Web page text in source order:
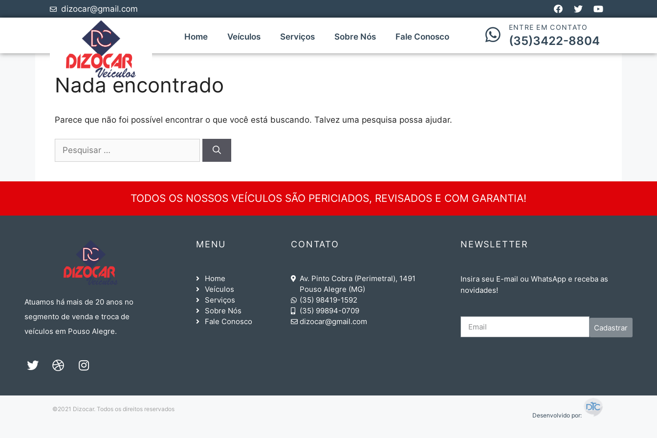
dizocar@gmail.com
Home Veículos Serviços Sobre Nós Fale Conosco
ENTRE EM CONTATO
(35)3422-8804
Nada encontrado
Parece que não foi possível encontrar o que você está buscando. Talvez uma pesquisa possa ajudar.
TODOS OS NOSSOS VEÍCULOS SÃO PERICIADOS, REVISADOS E COM GARANTIA!
Atuamos há mais de 20 anos no
segmento de venda e troca de
veículos em Pouso Alegre.
MENU
Home
Veículos
Serviços
Sobre Nós
Fale Conosco
CONTATO
Av. Pinto Cobra (Perimetral), 1491
Pouso Alegre (MG)
(35) 98419-1592
(35) 99894-0709
dizocar@gmail.com
NEWSLETTER
Insira seu E-mail ou WhatsApp e receba as
novidades!
Cadastrar
©2021 Dizocar. Todos os direitos reservados
Desenvolvido por: